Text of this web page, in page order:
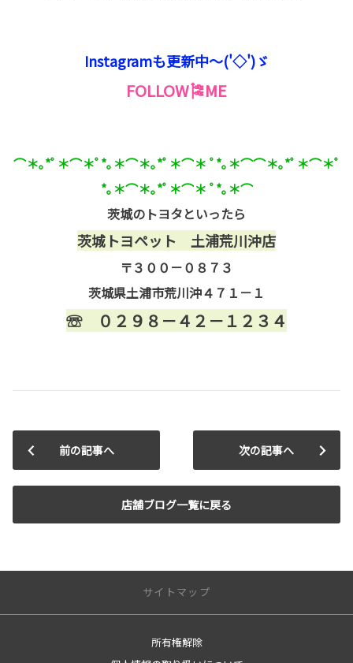
Instagramも更新中～('◇')ゞ
FOLLOW🎏ME
⌒＊｡*ﾟ＊⌒＊ﾟ*｡＊⌒＊｡*ﾟ＊⌒＊ ﾟ*｡＊⌒⌒＊｡*ﾟ＊⌒＊ﾟ
*｡＊⌒＊｡*ﾟ＊⌒＊ ﾟ*｡＊⌒
茨城のトヨタといったら
茨城トヨペット 土浦荒川沖店
〒３００－０８７３
茨城県土浦市荒川沖４７１－１
☏ ０２９８－４２－１２３４
前の記事へ
店舗ブログ一覧に戻る
次の記事へ
サイトマップ
所有権解除